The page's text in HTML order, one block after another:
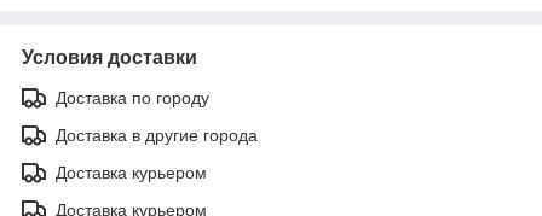
Условия доставки
Доставка по городу
Доставка в другие города
Доставка курьером
Доставка курьером